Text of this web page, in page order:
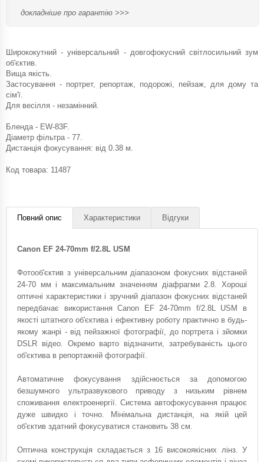
докладніше про гарантію >>>
Ширококутний - універсальний - довгофокусний світлосильний зум
об'єктив.
Вища якість.
Застосування - портрет, репортаж, подорожі, пейзаж, для дому та
сім'ї.
Для весілля - незамінний.
Бленда - EW-83F.
Діаметр фільтра - 77.
Дистанція фокусування: від 0.38 м.
Код товара: 11487
Повний опис Характеристики Відгуки
Canon EF 24-70mm f/2.8L USM
Фотооб'єктив з універсальним діапазоном фокусних відстаней
24-70 мм і максимальним значенням діафрагми 2.8. Хороші
оптичні характеристики і зручний діапазон фокусних відстаней
передбачає використання Canon EF 24-70mm f/2.8L USM в
якості штатного об'єктива і ефективну роботу практично в будь-
якому жанрі - від пейзажної фотографії, до портрета і зйомки
DSLR відео. Окремо варто відзначити, затребуваність цього
об'єктива в репортажній фотографії.
Автоматичне фокусування здійснюється за допомогою
безшумного ультразвукового приводу з низьким рівнем
споживання електроенергії. Система автофокусування працює
дуже швидко і точно. Мінімальна дистанція, на якій цей
об'єктив здатний фокусуватися становить 38 см.
Оптична конструкція складається з 16 високоякісних лінз. У